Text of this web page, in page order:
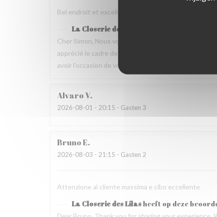
Bel endroit et excellente nourriture Mais dommage
La Closerie des Lilas heeft op deze
Cher Simon, Nous vous remercions d’avoir pris le
apprécié le cadre de la maison ainsi que la qualité
avoir l’occasion de vous accueillir de nouveau à La
AlvaroV
2026-08-01 - 20:15 - Gasten 3
BrunoE
2026-08-03 - 21:15 - Gasten 2
Attenzione al cliente massima e cibo eccellente
La Closerie des Lilasheeft op deze